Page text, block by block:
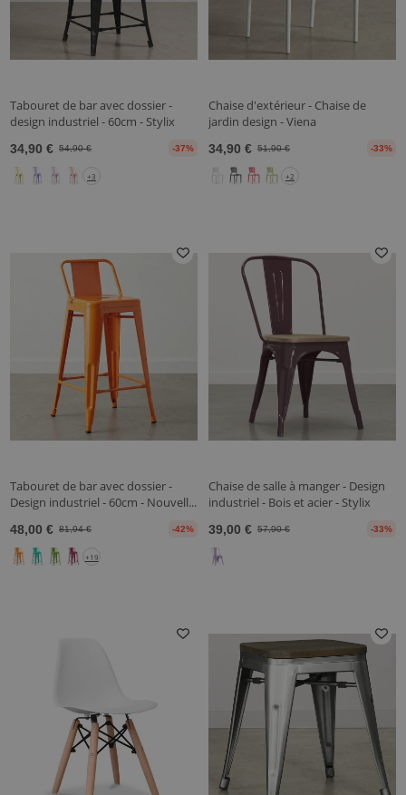
Tabouret de bar avec dossier -
design industriel - 60cm - Stylix
34,90 € 54,90 € -37%
+3
Chaise d'extérieur - Chaise de
jardin design - Viena
34,90 € 51,90 € -33%
+2
Tabouret de bar avec dossier -
Design industriel - 60cm - Nouvell...
48,00 € 81,94 € -42%
+19
Chaise de salle à manger - Design
industriel - Bois et acier - Stylix
39,00 € 57,90 € -33%